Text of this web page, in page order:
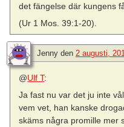
det fängelse där kungens
(Ur 1 Mos. 39:1-20).
Jenny den 2 augusti,
@Ulf T:
Ja fast nu var det ju inte
vem vet, han kanske
skäms några promille mer